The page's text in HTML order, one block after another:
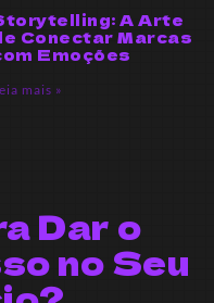
A Arte
Conectar Marcas
Emoções
mais »
Dar o
no Seu